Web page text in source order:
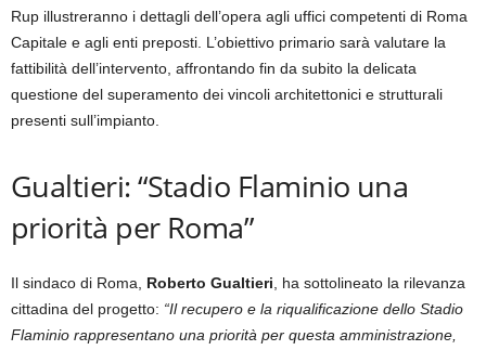
Rup illustreranno i dettagli dell’opera agli uffici competenti di Roma
Capitale e agli enti preposti. L’obiettivo primario sarà valutare la
fattibilità dell’intervento, affrontando fin da subito la delicata
questione del superamento dei vincoli architettonici e strutturali
presenti sull’impianto.
Gualtieri: “Stadio Flaminio una
priorità per Roma”
Il sindaco di Roma, Roberto Gualtieri , ha sottolineato la rilevanza
cittadina del progetto: “Il recupero e la riqualificazione dello Stadio
Flaminio rappresentano una priorità per questa amministrazione,